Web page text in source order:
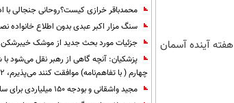
آینده آسمان
محمدباقر خرازی کیست؟روحانی جنجالی با
سنگ مزار اکبر عبدی بدون اطلاع
جزئیات مورد بحث جدید از موشک
پزشکیان‌: آنچه گاهی از رهبر نقل می‌شود
چهارم ( با تفاهم‌نامه) موافقت کنند می‌پذیرم، 12 نفر از 13 نفر رأی دادند و پذیرفتند
مجید واشقانی و بودجه 150 میلیاردی برای ساخت فیلم! خدا بده برکت ولی چرا؟